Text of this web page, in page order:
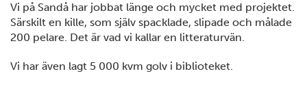
Vi på Sandå har jobbat länge och mycket med projektet.
Särskilt en kille, som själv spacklade, slipade och målade
200 pelare. Det är vad vi kallar en litteraturvän.
Vi har även lagt 5 000 kvm golv i biblioteket.